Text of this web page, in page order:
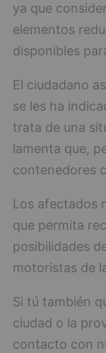
ya que
elementos
disponibles
El ciudadano
se les ha
trata de una
lamenta que,
contenedores
Los afectados
que permita
posibilidades
motoristas de
Si tú también
ciudad o la
contacto con